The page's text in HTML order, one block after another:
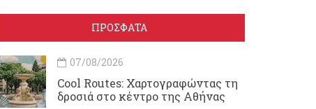
ΠΡΟΣΦΑΤΑ
07/08/2026
Cool Routes: Χαρτογραφώντας τη
δροσιά στο κέντρο της Αθήνας